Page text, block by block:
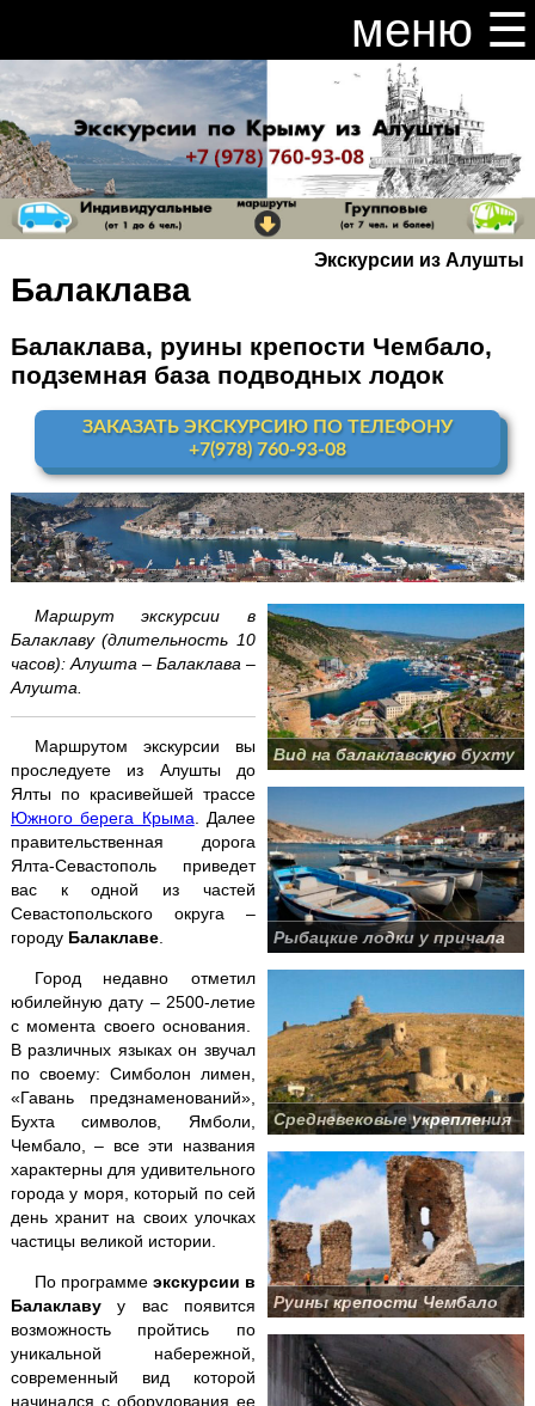
меню ☰
закрыть меню ×
Расписание и цены на экскурсии 2026
Индивидуальные экскурсии по Крыму
Видео канал Youtube
Алупка + Ай-Петри
Алупка Воронцовскийдворец
Премиум-тур
Аквапарк "Банановая республика"
Аквапарк в Симеизе
"Акватория" - театр морских животных
Балаклава "Затерянный мир"
Бахчисарай + Чуфут-Кале
Большой каньон Крыма
Волшебный ЮБК +теплоход
Водопад Джур-Джур + храм Маяк
Долина привидений
Заповедник и Беседка ветров
Кара-Даг +
Коктебель
Крымские святыни
Ласточкино гнездо
Ливадийский дворец
Массандровский дворец
Мангуп-Кале
Экскурсии из Алушты
Балаклава
Балаклава, руины крепости Чембало,
подземная база подводных лодок
ЗАКАЗАТЬ ЭКСКУРСИЮ ПО ТЕЛЕФОНУ
+7(978) 760-93-08
Вид на балаклавскую бухту
Рыбацкие лодки у причала
Средневековые укрепления
Руины крепости Чембало
Маршрут экскурсии в
Балаклаву (длительность 10
часов): Алушта – Балаклава –
Алушта.
Маршрутом экскурсии вы
проследуете из Алушты до
Ялты по красивейшей трассе
Южного берега Крыма . Далее
правительственная дорога
Ялта-Севастополь приведет
вас к одной из частей
Севастопольского округа –
городу Балаклаве.
Город недавно отметил
юбилейную дату – 2500-летие
с момента своего основания.
В различных языках он звучал
по своему: Симболон лимен,
«Гавань предзнаменований»,
Бухта символов, Ямболи,
Чембало, – все эти названия
характерны для удивительного
города у моря, который по сей
день хранит на своих улочках
частицы великой истории.
По программе экскурсии в
Балаклавуу вас появится
возможность пройтись по
уникальной набережной,
современный вид которой
начинался с оборудования ее